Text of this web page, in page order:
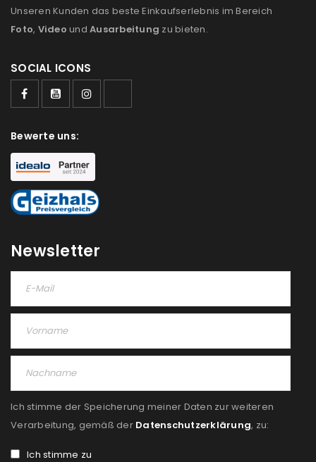
Ich stimme zu
akzeptiere die
REGISTRIEREN
Unseren Kunden das beste Einkaufserlebnis im Bereich
Foto, Video und Ausarbeitung zu bieten.
SOCIAL ICONS
Bewerte uns:
Newsletter
Ich stimme der Speicherung meiner Daten zur weiteren
Verarbeitung, gemäß der Datenschutzerklärung, zu:
Ich stimme zu